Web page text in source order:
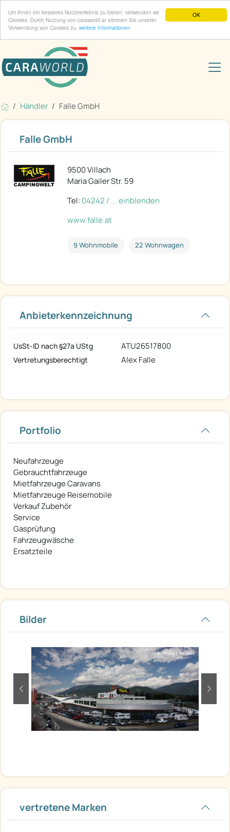
OK
Um Ihnen ein besseres Nutzererlebnis zu bieten, verwenden wir
Cookies. Durch Nutzung von caraworld.at stimmen Sie unserer
Verwendung von Cookies zu. weitere Informationen
Händler Falle GmbH
Falle GmbH
9500 Villach
Maria Gailer Str. 59
Tel: 04242 / ... einblenden
www.falle.at
9 Wohnmobile 22 Wohnwagen
Anbieterkennzeichnung
UsSt-ID nach §27a UStg ATU26517800
Vertretungsberechtigt Alex Falle
Portfolio
Neufahrzeuge
Gebrauchtfahrzeuge
Mietfahrzeuge Caravans
Mietfahrzeuge Reisemobile
Verkauf Zubehör
Service
Gasprüfung
Fahrzeugwäsche
Ersatzteile
Bilder
zurück
vertretene Marken